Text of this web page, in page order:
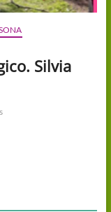
Silvia